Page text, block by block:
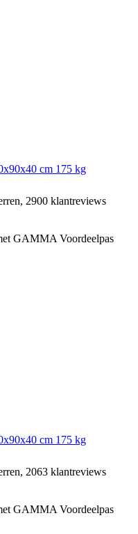
cm 175 kg
2900 klantreviews
GAMMA Voordeelpas
cm 175 kg
2063 klantreviews
GAMMA Voordeelpas